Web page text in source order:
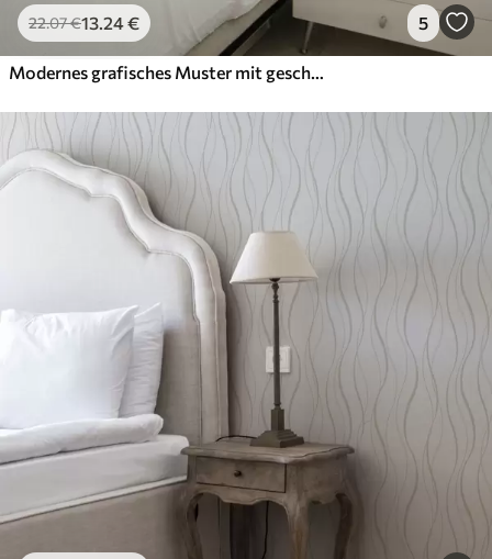
22.07€13.24€ 5
Modernes grafisches Muster mit geschwungenen Linien